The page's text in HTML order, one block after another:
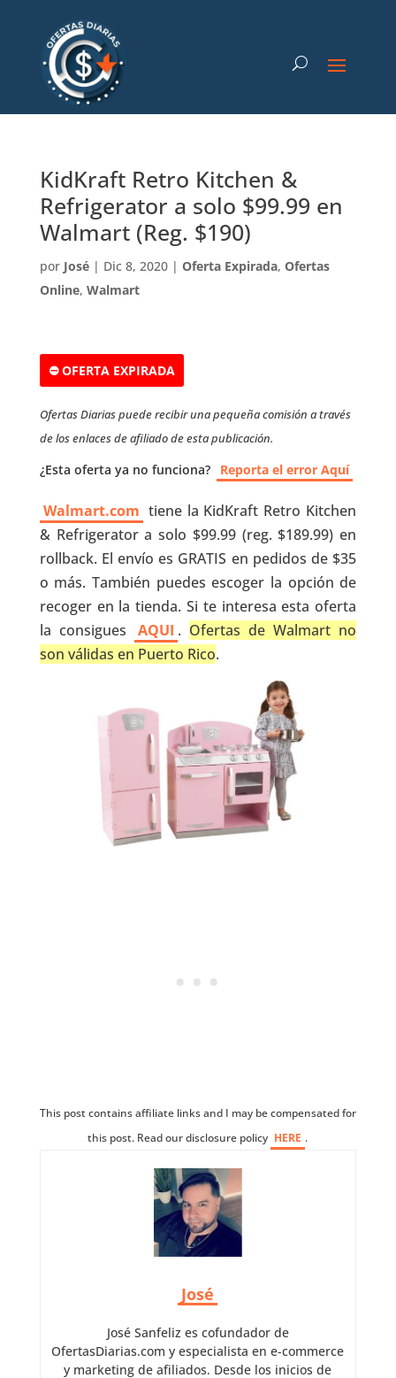
KidKraft Retro Kitchen &
Refrigerator a solo $99.99 en
Walmart (Reg. $190)
por José| Dic 8, 2020| Oferta Expirada, Ofertas
Online, Walmart
⛔ OFERTA EXPIRADA
Ofertas Diarias puede recibir una pequeña comisión a través
de los enlaces de afiliado de esta publicación.
¿Esta oferta ya no funciona? Reporta el error Aquí
Walmart.com tiene la KidKraft Retro Kitchen
& Refrigerator a solo $99.99 (reg. $189.99) en
rollback. El envío es GRATIS en pedidos de $35
o más. También puedes escoger la opción de
recoger en la tienda. Si te interesa esta oferta
la consigues
AQUI . Ofertas de Walmart no
son válidas en Puerto Rico.
This post contains affiliate links and I may be compensated for
this post. Read our disclosure policy HERE .
José
José Sanfeliz es cofundador de
OfertasDiarias.com y especialista en e-commerce
y marketing de afiliados. Desde los inicios de